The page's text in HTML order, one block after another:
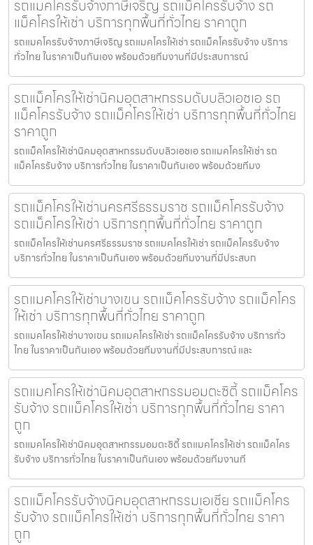
รถแมคโครรับจ้างภาษีเจริญ รถแม็คโครรับจ้าง รถ
แม็คโครให้เช่า บริการทุกพื้นที่ทั่วไทย ราคาถูก
รถแมคโครรับจ้างภาษีเจริญ รถแมคโครให้เช่า รถแม็คโครรับจ้าง บริการ
ทั่วไทย ในราคาเป็นกันเอง พร้อมด้วยทีมงานที่มีประสบการณ์
รถแม็คโครให้เช่านิคมอุตสาหกรรมดับบลิวเอชเอ รถ
แม็คโครรับจ้าง รถแม็คโครให้เช่า บริการทุกพื้นที่ทั่วไทย
ราคาถูก
รถแม็คโครให้เช่านิคมอุตสาหกรรมดับบลิวเอชเอ รถแมคโครให้เช่า รถ
แม็คโครรับจ้าง บริการทั่วไทย ในราคาเป็นกันเอง พร้อมด้วยทีมง
รถแม็คโครให้เช่านครศรีธรรมราช รถแม็คโครรับจ้าง
รถแม็คโครให้เช่า บริการทุกพื้นที่ทั่วไทย ราคาถูก
รถแม็คโครให้เช่านครศรีธรรมราช รถแมคโครให้เช่า รถแม็คโครรับจ้าง
บริการทั่วไทย ในราคาเป็นกันเอง พร้อมด้วยทีมงานที่มีประสบก
รถแมคโครให้เช่าบางเขน รถแม็คโครรับจ้าง รถแม็คโคร
ให้เช่า บริการทุกพื้นที่ทั่วไทย ราคาถูก
รถแมคโครให้เช่าบางเขน รถแมคโครให้เช่า รถแม็คโครรับจ้าง บริการทั่ว
ไทย ในราคาเป็นกันเอง พร้อมด้วยทีมงานที่มีประสบการณ์ และ
รถแมคโครให้เช่านิคมอุตสาหกรรมอมตะซิตี้ รถแม็คโคร
รับจ้าง รถแม็คโครให้เช่า บริการทุกพื้นที่ทั่วไทย ราคา
ถูก
รถแมคโครให้เช่านิคมอุตสาหกรรมอมตะซิตี้ รถแมคโครให้เช่า รถแม็คโคร
รับจ้าง บริการทั่วไทย ในราคาเป็นกันเอง พร้อมด้วยทีมงานที
รถแม็คโครรับจ้างนิคมอุตสาหกรรมเอเชีย รถแม็คโคร
รับจ้าง รถแม็คโครให้เช่า บริการทุกพื้นที่ทั่วไทย ราคา
ถูก